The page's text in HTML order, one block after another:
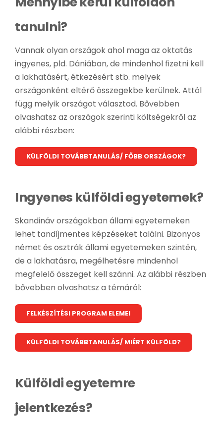
tanulni?
Vannak olyan országok ahol maga az oktatás
ingyenes, pld. Dániában, de mindenhol fizetni kell
a lakhatásért, étkezésért stb. melyek
országonként eltérő összegekbe kerülnek. Attól
függ melyik országot választod. Bővebben
olvashatsz az országok szerinti költségekről az
alábbi részben:
KÜLFÖLDI TOVÁBBTANULÁS/ FŐBB ORSZÁGOK?
Ingyenes külföldi egyetemek?
Skandináv országokban állami egyetemeken
lehet tandíjmentes képzéseket találni. Bizonyos
német és osztrák állami egyetemeken szintén,
de a lakhatásra, megélhetésre mindenhol
megfelelő összeget kell szánni. Az alábbi részben
bővebben olvashatsz a témáról:
FELKÉSZÍTÉSI PROGRAM ELEMEI
KÜLFÖLDI TOVÁBBTANULÁS/ MIÉRT KÜLFÖLD?
Külföldi egyetemre
jelentkezés?